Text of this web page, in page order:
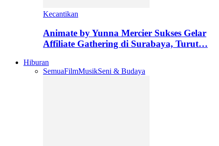
Kecantikan
Animate by Yunna Mercier Sukses Gelar
Affiliate Gathering di Surabaya, Turut…
Hiburan
SemuaFilmMusikSeni & Budaya